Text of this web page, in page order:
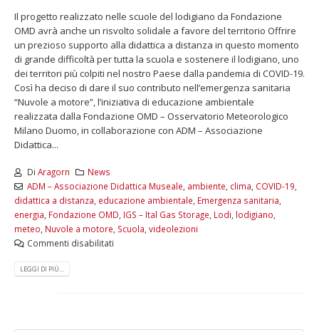
Il progetto realizzato nelle scuole del lodigiano da Fondazione
OMD avrà anche un risvolto solidale a favore del territorio Offrire
un prezioso supporto alla didattica a distanza in questo momento
di grande difficoltà per tutta la scuola e sostenere il lodigiano, uno
dei territori più colpiti nel nostro Paese dalla pandemia di COVID-19.
Così ha deciso di dare il suo contributo nell’emergenza sanitaria
“Nuvole a motore”, l’iniziativa di educazione ambientale
realizzata dalla Fondazione OMD – Osservatorio Meteorologico
Milano Duomo, in collaborazione con ADM – Associazione
Didattica...
Di Aragorn
News
ADM – Associazione Didattica Museale ambiente clima COVID-19
didattica a distanza educazione ambientale Emergenza sanitaria
energia Fondazione OMD IGS – Ital Gas Storage Lodi lodigiano
meteo Nuvole a motore Scuola videolezioni
Commenti disabilitati
LEGGI DI PIÙ...